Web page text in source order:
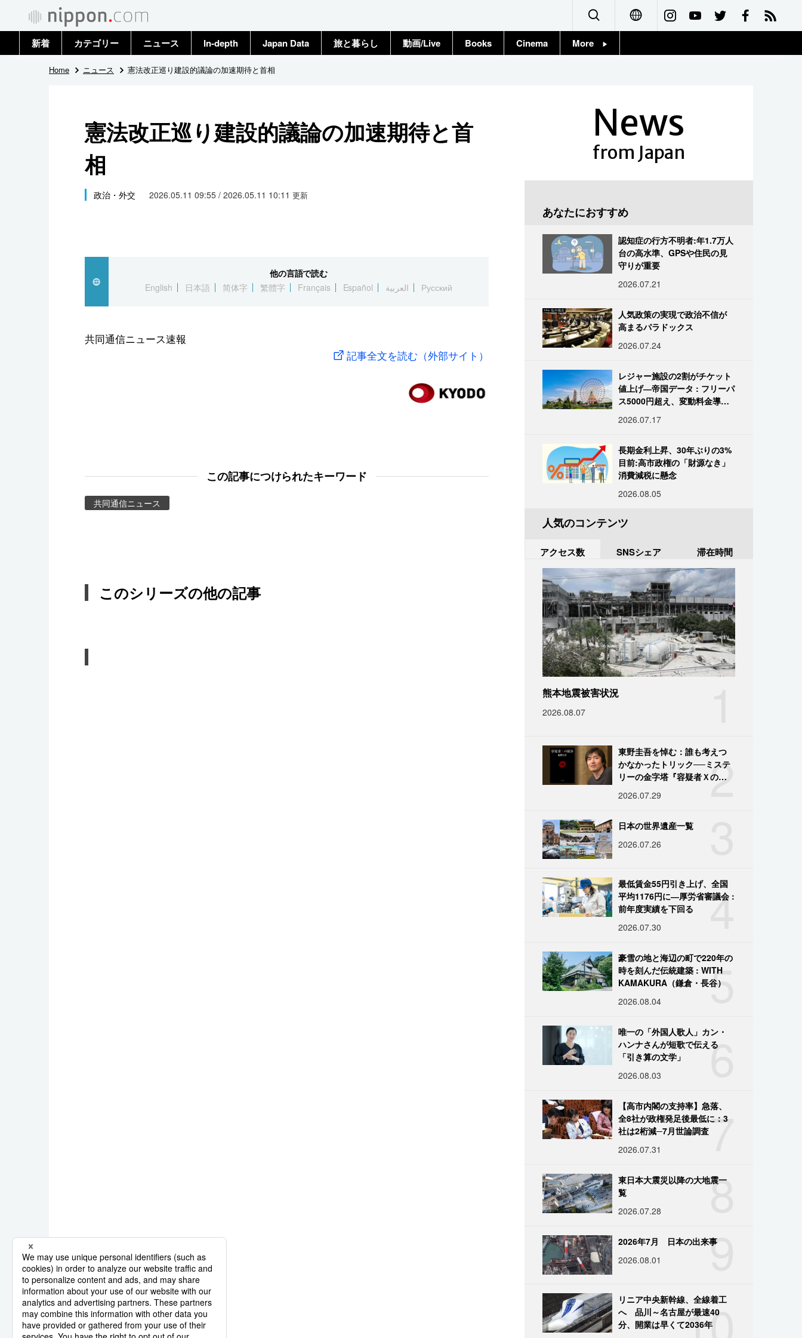
Français
新着 カテゴリー
政治・外交
国際
社会
文化
スポーツ・東京2020
ニュース
トップ
In-depth Japan Data 旅と暮らし 動画/Live Books Cinema More
Home ニュース 憲法改正巡り建設的議論の加速期待と首相
憲法改正巡り建設的議論の加速期待と首
相
政治・外交 2026.05.11 09:55 / 2026.05.11 10:11 更新
他の言語で読む
English
日本語 简体字 繁體字 Français Español العربية Русский
共同通信ニュース速報
記事全文を読む（外部サイト）
この記事につけられたキーワード
共同通信ニュース
このシリーズの他の記事
News
from Japan
あなたにおすすめ
認知症の行方不明者:年1.7万人
台の高水準、GPSや住民の見
守りが重要
2026.07.21
人気政策の実現で政治不信が
高まるパラドックス
2026.07.24
レジャー施設の2割がチケット
値上げ―帝国データ : フリーパ
ス5000円超え、変動料金導入
2026.07.17
長期金利上昇、30年ぶりの3%
目前:高市政権の「財源なき」
消費減税に懸念
2026.08.05
人気のコンテンツ
アクセス数 SNSシェア 滞在時間
熊本地震被害状況
2026.08.07
2
東野圭吾を悼む：誰も考えつ
かなかったトリック──ミステ
リーの金字塔『容疑者Ｘの献
2026.07.29
日本の世界遺産一覧
2026.07.26
4
最低賃金55円引き上げ、全国
平均1176円に―厚労省審議会 :
前年度実績を下回る
2026.07.30
5
豪雪の地と海辺の町で220年の
時を刻んだ伝統建築 : WITH
KAMAKURA（鎌倉・長谷）
2026.08.04
6
唯一の「外国人歌人」カン・
ハンナさんが短歌で伝える
「引き算の文学」
2026.08.03
7
【高市内閣の支持率】急落、
全8社が政権発足後最低に：3
社は2桁減─7月世論調査
2026.07.31
8
東日本大震災以降の大地震一
覧
2026.07.28
9
2026年7月 日本の出来事
2026.08.01
10
リニア中央新幹線、全線着工
へ 品川～名古屋が最速40
分、開業は早くて2036年